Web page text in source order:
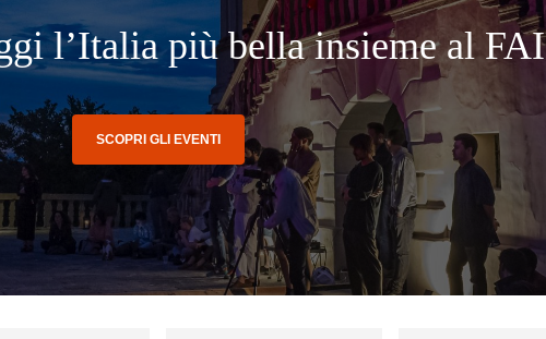
l’Italia più bella insieme al FAI
SCOPRI GLI EVENTI